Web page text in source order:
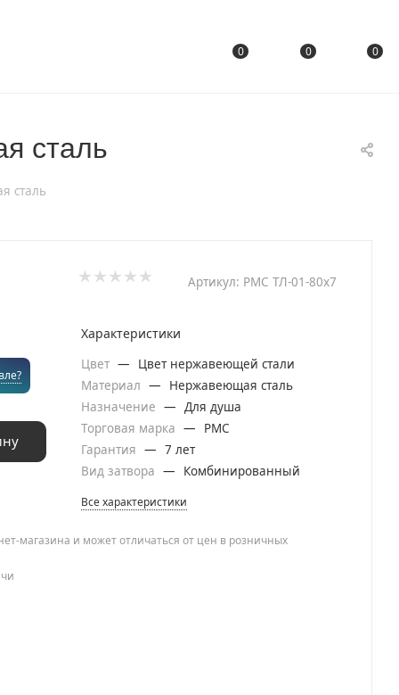
0 0 0
сталь
сталь
Артикул: РМС ТЛ-01-80х7
Характеристики
Цвет —
Цвет нержавеющей стали
Материал —
Нержавеющая сталь
Назначение — Для душа
Торговая марка —
РМС
Гарантия — 7 лет
Вид затвора — Комбинированный
Все характеристики
магазина и может отличаться от цен в розничных